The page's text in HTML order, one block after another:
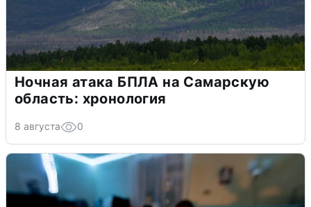
Ночная атака БПЛА на Самарскую
область: хронология
8 августа 0